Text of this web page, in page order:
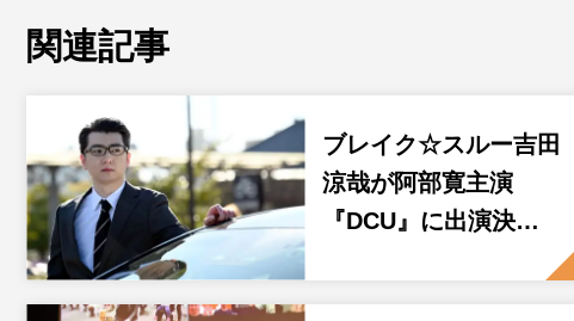
関連記事
ブレイク☆スルー吉田
涼哉が阿部寛主演
『DCU』に出演決…